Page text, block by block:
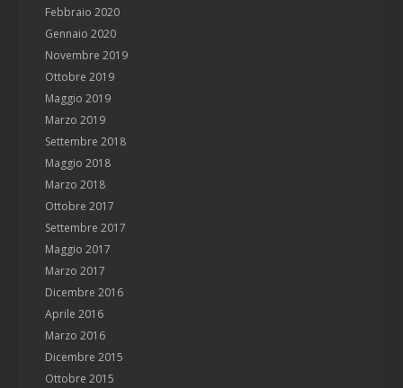
Febbraio 2020
Gennaio 2020
Novembre 2019
Ottobre 2019
Maggio 2019
Marzo 2019
Settembre 2018
Maggio 2018
Marzo 2018
Ottobre 2017
Settembre 2017
Maggio 2017
Marzo 2017
Dicembre 2016
Aprile 2016
Marzo 2016
Dicembre 2015
Ottobre 2015